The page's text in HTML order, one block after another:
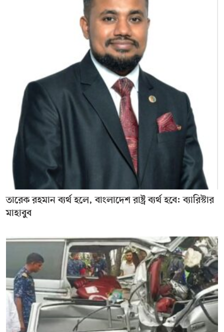
তারেক রহমান ব্যর্থ হলে, বাংলাদেশ রাষ্ট্র ব্যর্থ হবে: ব্যারিস্টার
মাহাবুব